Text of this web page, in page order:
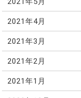
2021年4月
2021年3月
2021年2月
2021年1月